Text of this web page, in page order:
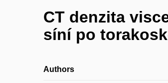
CT denzita
síní po
Authors